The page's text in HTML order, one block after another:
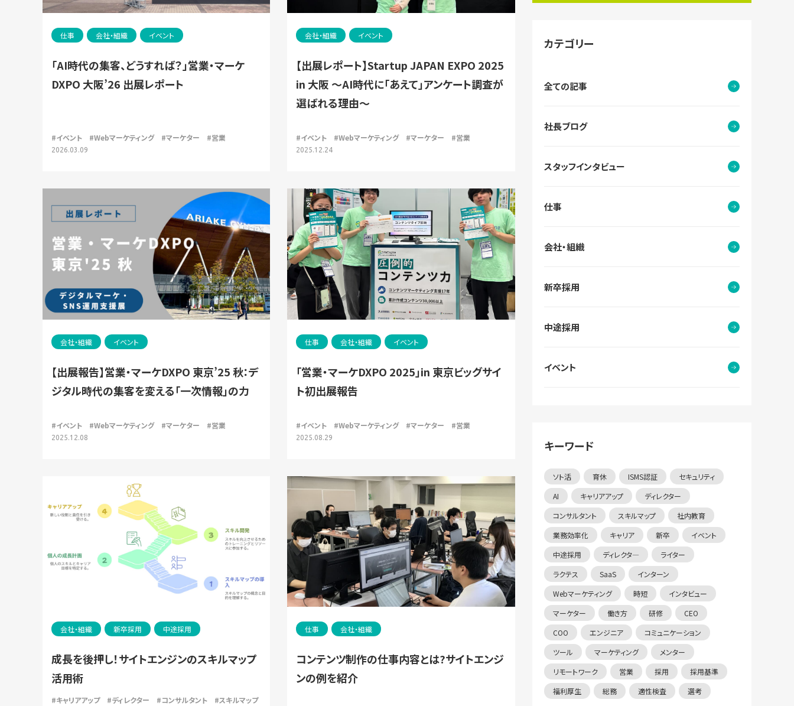
仕事 会社・組織 イベント
「AI時代の集客、どうすれば？」営業・マーケ
DXPO 大阪’26 出展レポート
#イベント #Webマーケティング #マーケター #営業
2026.03.09
会社・組織 イベント
【出展レポート】Startup JAPAN EXPO 2025
in 大阪 ～AI時代に「あえて」アンケート調査が
選ばれる理由～
#イベント #Webマーケティング #マーケター #営業
2025.12.24
会社・組織 イベント
【出展報告】営業・マーケDXPO 東京’25 秋：デ
ジタル時代の集客を変える「一次情報」の力
#イベント #Webマーケティング #マーケター #営業
2025.12.08
仕事 会社・組織 イベント
「営業・マーケDXPO 2025」in 東京ビッグサイ
ト初出展報告
#イベント #Webマーケティング #マーケター #営業
2025.08.29
会社・組織 新卒採用 中途採用
成長を後押し！サイトエンジンのスキルマップ
活用術
#キャリアアップ #ディレクター #コンサルタント
#スキルマップ
仕事 会社・組織
コンテンツ制作の仕事内容とは?サイトエンジ
ンの例を紹介
カテゴリー
全ての記事
社長ブログ
スタッフインタビュー
仕事
会社・組織
新卒採用
中途採用
イベント
キーワード
ソト活 育休 ISMS認証
セキュリティ
AI
キャリアアップ
ディレクター
コンサルタント
スキルマップ
社内教育
業務効率化
キャリア 新卒
イベント
中途採用
ディレクタ―
ライター
ラクテス
SaaS
インターン
Webマーケティング
時短
インタビュー
マーケター
働き方 研修
CEO
COO
エンジニア
コミュニケーション
ツール
マーケティング
メンター
リモートワーク
営業 採用
採用基準
福利厚生
総務 適性検査 選考